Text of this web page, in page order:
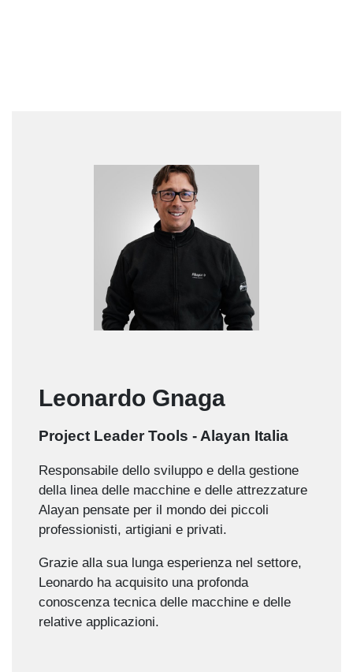
Leonardo Gnaga
Project Leader Tools - Alayan Italia
Responsabile dello sviluppo e della gestione
della linea delle macchine e delle attrezzature
Alayan pensate per il mondo dei piccoli
professionisti, artigiani e privati.
Grazie alla sua lunga esperienza nel settore,
Leonardo ha acquisito una profonda
conoscenza tecnica delle macchine e delle
relative applicazioni.